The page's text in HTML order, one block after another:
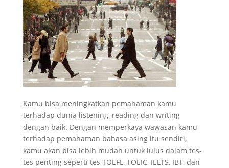
Kamu bisa meningkatkan pemahaman kamu
terhadap dunia listening, reading dan writing
dengan baik. Dengan memperkaya wawasan kamu
terhadap pemahaman bahasa asing itu sendiri,
kamu akan bisa lebih mudah untuk lulus dalam tes-
tes penting seperti tes TOEFL, TOEIC, IELTS, IBT, dan